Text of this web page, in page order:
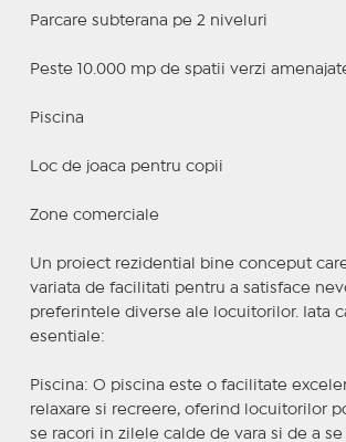
Parcare subterana pe 2 niveluri
Peste 10.000 mp de spatii verzi
Piscina
Loc de joaca pentru copii
Zone comerciale
Un proiect rezidential bine conceput
variata de facilitati pentru a satisface
preferintele diverse ale locuitorilor. Iata
esentiale:
Piscina: O piscina este o facilitate
relaxare si recreere, oferind locuitorilor
se racori in zilele calde de vara si de a